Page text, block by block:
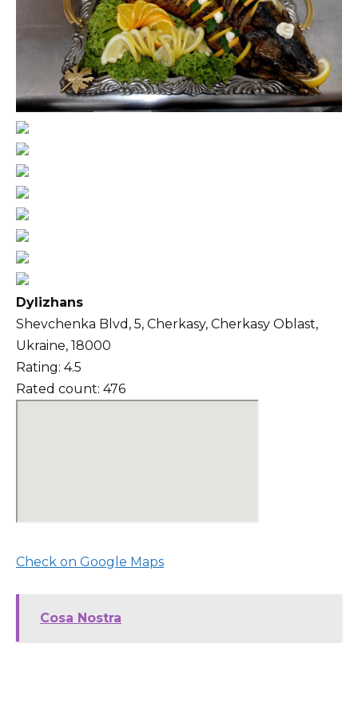
Dylizhans
Shevchenka Blvd, 5, Cherkasy, Cherkasy Oblast,
Ukraine, 18000
Rating: 4.5
Rated count: 476
Check on Google Maps
Cosa Nostra